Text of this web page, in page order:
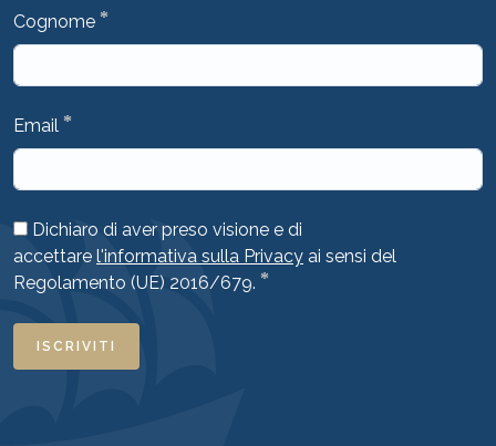
Cognome *
Email *
Dichiaro di aver preso visione e di
accettare l'informativa sulla Privacy ai sensi del
Regolamento (UE) 2016/679. *
ISCRIVITI